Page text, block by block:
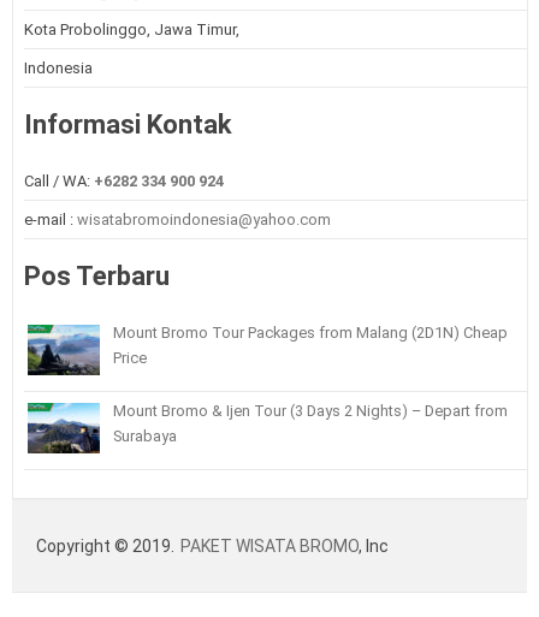
Kota Probolinggo, Jawa Timur,
Indonesia
Informasi Kontak
Call / WA: +6282 334 900 924
e-mail : wisatabromoindonesia@yahoo.com
Pos Terbaru
Mount Bromo Tour Packages from Malang (2D1N) Cheap
Price
Mount Bromo & Ijen Tour (3 Days 2 Nights) – Depart from
Surabaya
Copyright © 2019. PAKET WISATA BROMO, Inc